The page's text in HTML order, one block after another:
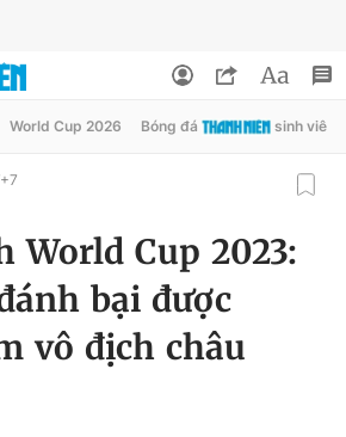
BÁO
World Cup 2026 Bóng đá sinh viên
World Cup 2023:
bại được
vô địch châu